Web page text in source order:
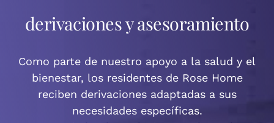
derivaciones y asesoramiento
Como parte de nuestro apoyo a la salud y el
bienestar, los residentes de Rose Home
reciben derivaciones adaptadas a sus
necesidades específicas.